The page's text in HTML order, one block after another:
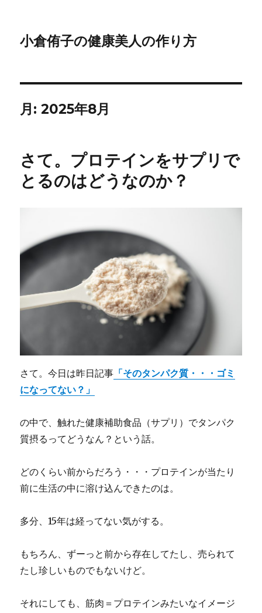
小倉侑子の健康美人の作り方
月:2025年8月
さて。プロテインをサプリで
とるのはどうなのか？
さて。今日は昨日記事 「そのタンパク質・・・ゴミ
になってない？」
の中で、触れた健康補助食品（サプリ）でタンパク
質摂るってどうなん？という話。
どのくらい前からだろう・・・プロテインが当たり
前に生活の中に溶け込んできたのは。
多分、15年は経ってない気がする。
もちろん、ずーっと前から存在してたし、売られて
たし珍しいものでもないけど。
それにしても、筋肉＝プロテインみたいなイメージ